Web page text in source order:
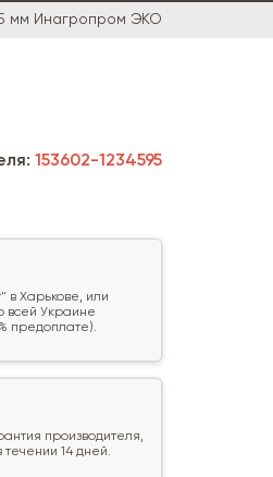
мм Инагропром ЭКО
153602-1234595
в Харькове, или
всей Украине
предоплате).
производителя,
течении 14 дней.